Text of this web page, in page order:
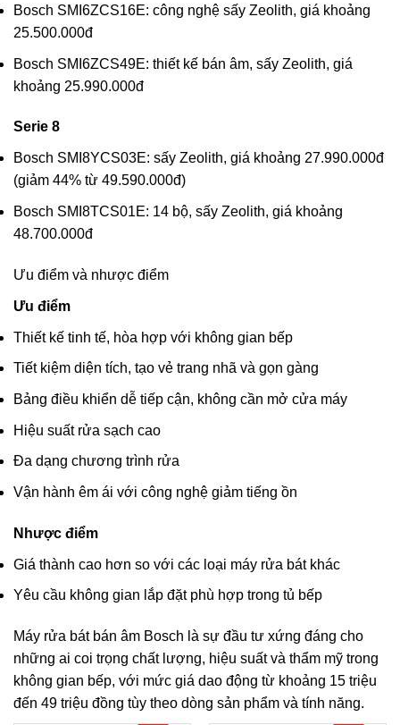
Bosch SMI6ZCS16E: công nghệ sấy Zeolith, giá khoảng
25.500.000đ
Bosch SMI6ZCS49E: thiết kế bán âm, sấy Zeolith, giá
khoảng 25.990.000đ
Serie 8
Bosch SMI8YCS03E: sấy Zeolith, giá khoảng 27.990.000đ
(giảm 44% từ 49.590.000đ)
Bosch SMI8TCS01E: 14 bộ, sấy Zeolith, giá khoảng
48.700.000đ
Ưu điểm và nhược điểm
Ưu điểm
Thiết kế tinh tế, hòa hợp với không gian bếp
Tiết kiệm diện tích, tạo vẻ trang nhã và gọn gàng
Bảng điều khiển dễ tiếp cận, không cần mở cửa máy
Hiệu suất rửa sạch cao
Đa dạng chương trình rửa
Vận hành êm ái với công nghệ giảm tiếng ồn
Nhược điểm
Giá thành cao hơn so với các loại máy rửa bát khác
Yêu cầu không gian lắp đặt phù hợp trong tủ bếp
Máy rửa bát bán âm Bosch là sự đầu tư xứng đáng cho
những ai coi trọng chất lượng, hiệu suất và thẩm mỹ trong
không gian bếp, với mức giá dao động từ khoảng 15 triệu
đến 49 triệu đồng tùy theo dòng sản phẩm và tính năng.